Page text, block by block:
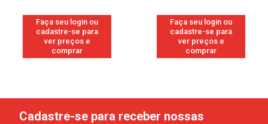
Faça seu login ou
cadastre-se para
ver preços e
comprar
Faça seu login ou
cadastre-se para
ver preços e
comprar
Cadastre-se para receber nossas